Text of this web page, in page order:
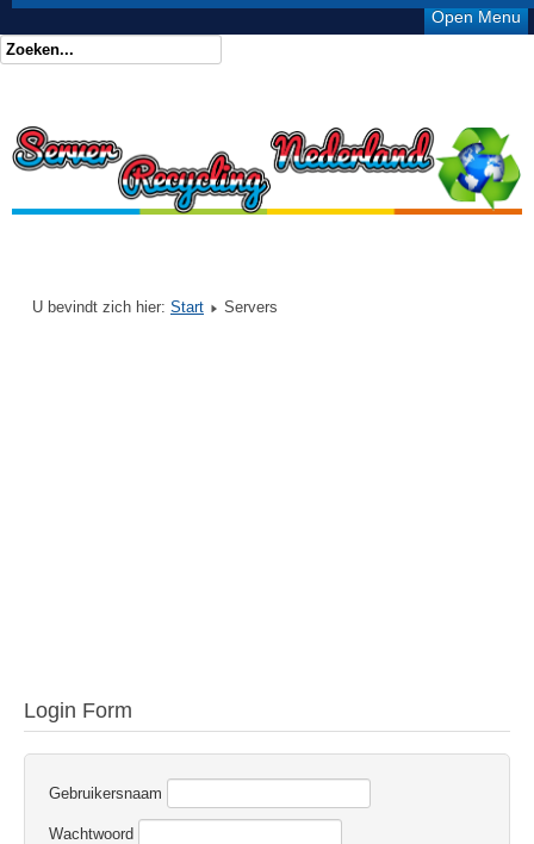
Open Menu
U bevindt zich hier: Start Servers
Login Form
Gebruikersnaam
Wachtwoord